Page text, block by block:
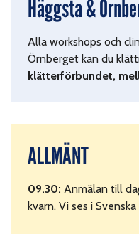
Häggsta &
Alla workshops och
Örnberget kan du
klätterförbundet,
ALLMÄNT
09.30: Anmälan till
kvarn. Vi ses i